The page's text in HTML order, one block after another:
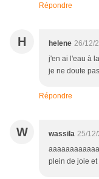
Répondre
H helene 26/12/
j'en ai l'eau à
je ne doute
Répondre
W wassila 25/
plein de joie